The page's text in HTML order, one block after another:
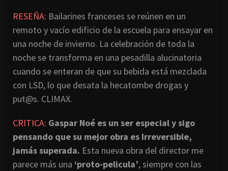
RESEÑA: Bailarines franceses se reúnen en un
remoto y vacío edificio de la escuela para ensayar en
una noche de invierno. La celebración de toda la
noche se transforma en una pesadilla alucinatoria
cuando se enteran de que su bebida está mezclada
con LSD, lo que desata la hecatombe drogas y
put@s. CLIMAX.
CRITICA: Gaspar Noé es un ser especial y sigo
pensando que su mejor obra es Irreversible,
jamás superada. Esta nueva obra del director me
parece más una ‘proto-pelicula’, siempre con las